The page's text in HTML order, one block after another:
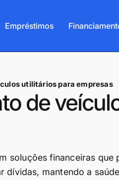
Empréstimos
utilitários para empresas
de
soluções financeiras
dívidas, mantendo a